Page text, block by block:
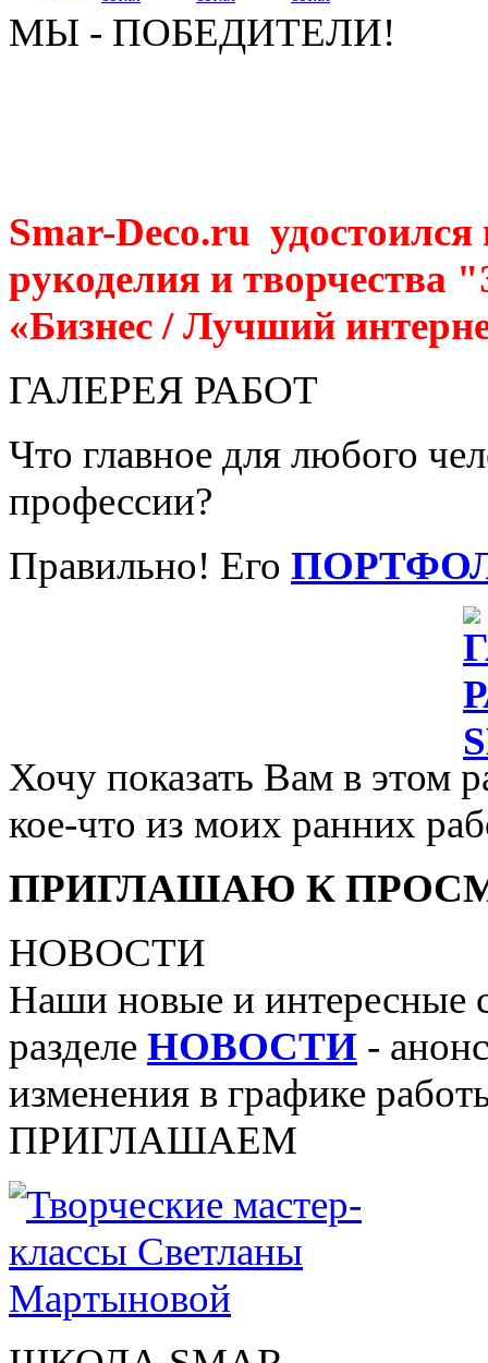
МЫ - ПОБЕДИТЕЛИ!
Smar-Deco.ru
рукоделия и творчества
«Бизнес / Лучший
ГАЛЕРЕЯ РАБОТ
Что главное для любого
профессии?
Правильно! Его
Хочу показать Вам в этом
кое-что из моих ранних
ПРИГЛАШАЮ К
НОВОСТИ
Наши новые и интересные
разделе НОВОСТИ -
изменения в графике
ПРИГЛАШАЕМ